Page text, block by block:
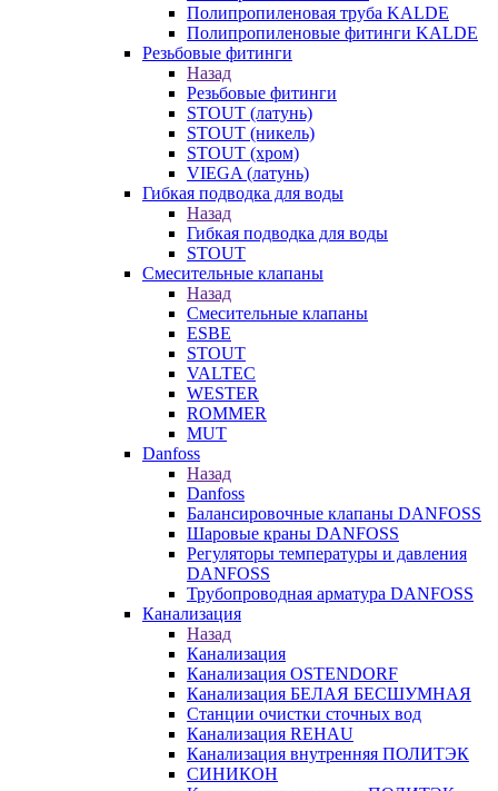
Полипропиленовая труба KALDE
Полипропиленовые фитинги KALDE
Резьбовые фитинги
Назад
Резьбовые фитинги
STOUT (латунь)
STOUT (никель)
STOUT (хром)
VIEGA (латунь)
Гибкая подводка для воды
Назад
Гибкая подводка для воды
STOUT
Смесительные клапаны
Назад
Смесительные клапаны
ESBE
STOUT
VALTEC
WESTER
ROMMER
MUT
Danfoss
Назад
Danfoss
Балансировочные клапаны DANFOSS
Шаровые краны DANFOSS
Регуляторы температуры и давления
DANFOSS
Трубопроводная арматура DANFOSS
Канализация
Назад
Канализация
Канализация OSTENDORF
Канализация БЕЛАЯ БЕСШУМНАЯ
Станции очистки сточных вод
Канализация REHAU
Канализация внутренняя ПОЛИТЭК
СИНИКОН